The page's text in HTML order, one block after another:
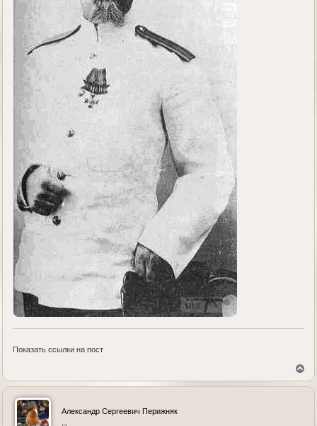
Показать ссылки на пост
р
Александр Сергеевич Перижняк